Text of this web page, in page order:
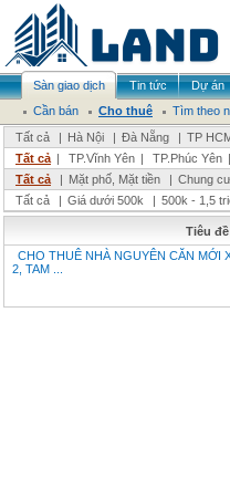
Sàn giao dịch Tin tức Dự án
Cần bán
Cho thuê
Tìm theo
Tất cả
| Hà Nội | Đà Nẵng | TP
Tất cả | TP.Vĩnh Yên | TP.Phúc Yên |
Tất cả
| Mặt phố, Mặt tiền | Chung
Tất cả
| Giá dưới 500k | 500k - 1,5
Tiêu đề
CHO THUÊ NHÀ NGUYÊN CĂN MỚI
2, TAM ...